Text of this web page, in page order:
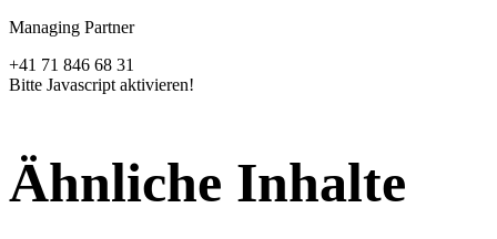
Managing Partner
+41 71 846 68 31
Bitte Javascript aktivieren!
Ähnliche Inhalte